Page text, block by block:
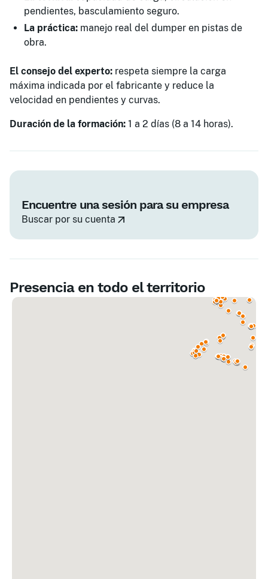
pendientes, basculamiento seguro.
La práctica: manejo real del dumper en pistas de
obra.
El consejo del experto: respeta siempre la carga
máxima indicada por el fabricante y reduce la
velocidad en pendientes y curvas.
Duración de la formación: 1 a 2 días (8 a 14 horas).
Encuentre una sesión para su empresa
Buscar por su cuenta
Presencia en todo el territorio